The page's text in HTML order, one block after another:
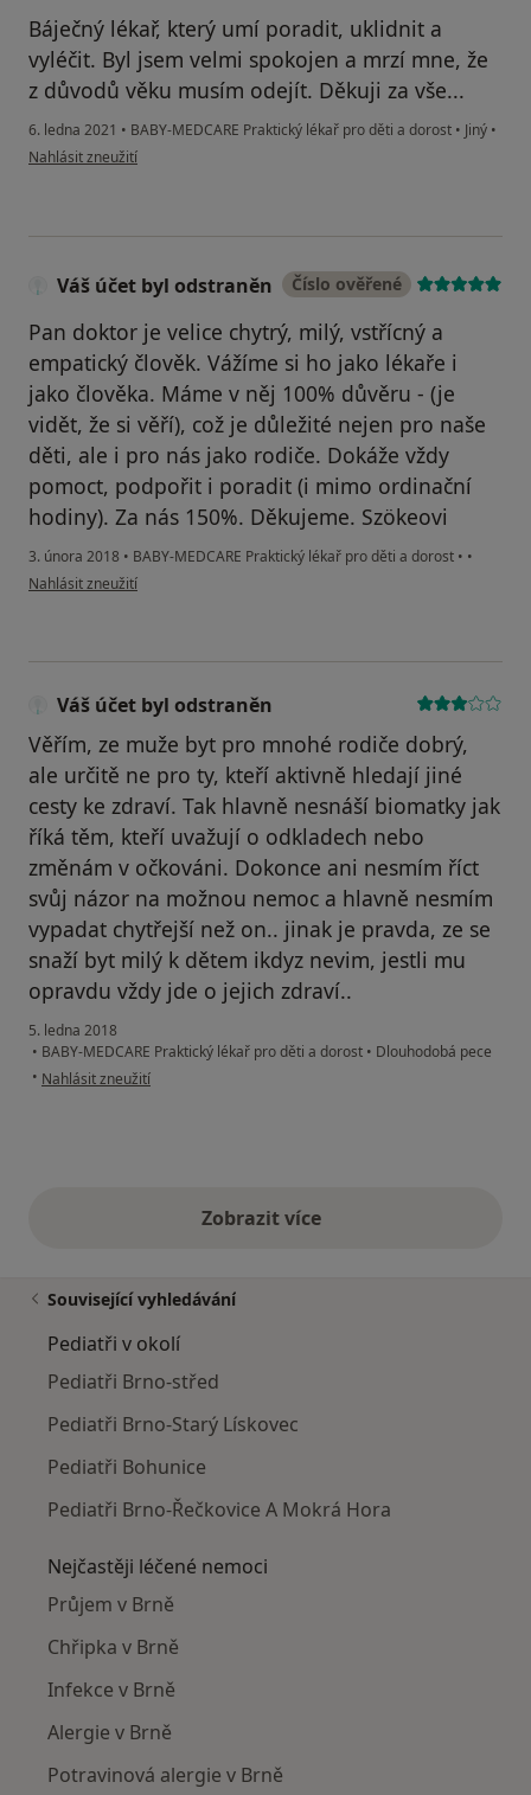
Báječný lékař, který umí poradit, uklidnit a
vyléčit. Byl jsem velmi spokojen a mrzí mne, že
z důvodů věku musím odejít. Děkuji za vše...
6. ledna 2021 • BABY-MEDCARE Praktický lékař pro děti a dorost • Jiný •
podle názoru uživatele J. Hanáček
Nahlásit zneužití
Váš účet byl odstraněn Číslo ověřené
Pan doktor je velice chytrý, milý, vstřícný a
empatický člověk. Vážíme si ho jako lékaře i
jako člověka. Máme v něj 100% důvěru - (je
vidět, že si věří), což je důležité nejen pro naše
děti, ale i pro nás jako rodiče. Dokáže vždy
pomoct, podpořit i poradit (i mimo ordinační
hodiny). Za nás 150%. Děkujeme. Szökeovi
3. února 2018 • BABY-MEDCARE Praktický lékař pro děti a dorost • •
podle názoru uživatele Váš účet byl odstraněn
Nahlásit zneužití
Váš účet byl odstraněn
Věřím, ze muže byt pro mnohé rodiče dobrý,
ale určitě ne pro ty, kteří aktivně hledají jiné
cesty ke zdraví. Tak hlavně nesnáší biomatky jak
říká těm, kteří uvažují o odkladech nebo
změnám v očkováni. Dokonce ani nesmím říct
svůj názor na možnou nemoc a hlavně nesmím
vypadat chytřejší než on.. jinak je pravda, ze se
snaží byt milý k dětem ikdyz nevim, jestli mu
opravdu vždy jde o jejich zdraví..
5. ledna 2018
• BABY-MEDCARE Praktický lékař pro děti a dorost • Dlouhodobá pece
• podle názoru uživatele Váš účet byl odstraněn
Nahlásit zneužití
Zobrazit vícevýše uvedené názory
Související vyhledávání
Pediatři v okolí
Pediatři Brno-střed
Pediatři Brno-Starý Lískovec
Pediatři Bohunice
Pediatři Brno-Řečkovice A Mokrá Hora
Nejčastěji léčené nemoci
Průjem v Brně
Chřipka v Brně
Infekce v Brně
Alergie v Brně
Potravinová alergie v Brně